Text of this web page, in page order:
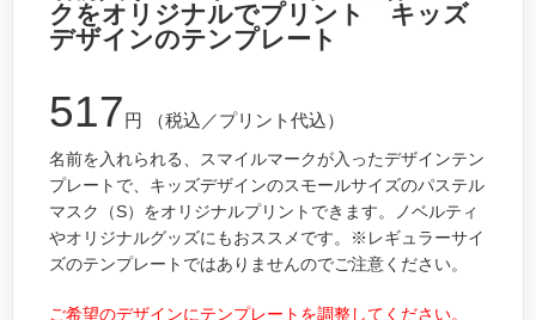
クをオリジナルでプリント キッズ
デザインのテンプレート
517円 （税込／プリント代込）
名前を入れられる、スマイルマークが入ったデザインテン
プレートで、キッズデザインのスモールサイズのパステル
マスク（S）をオリジナルプリントできます。ノベルティ
やオリジナルグッズにもおススメです。※レギュラーサイ
ズのテンプレートではありませんのでご注意ください。
ご希望のデザインにテンプレートを調整してください。